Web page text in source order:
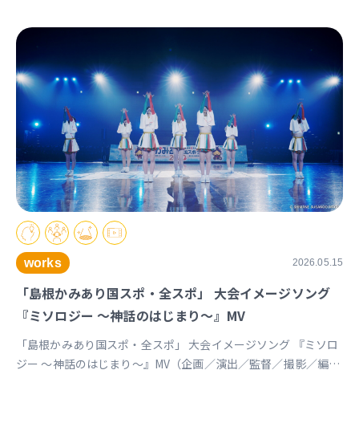
works 2026.05.15
「島根かみあり国スポ・全スポ」 大会イメージソング
『ミソロジー ～神話のはじまり～』MV
「島根かみあり国スポ・全スポ」 大会イメージソング 『ミソロ
ジー ～神話のはじまり～』MV（企画／演出／監督／撮影／編